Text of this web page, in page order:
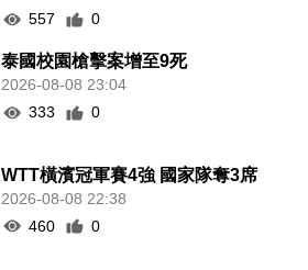
557
0
泰國校園槍擊案增至9死
2026-08-08 23:04
333
0
WTT橫濱冠軍賽4強 國家隊奪3席
2026-08-08 22:38
460
0